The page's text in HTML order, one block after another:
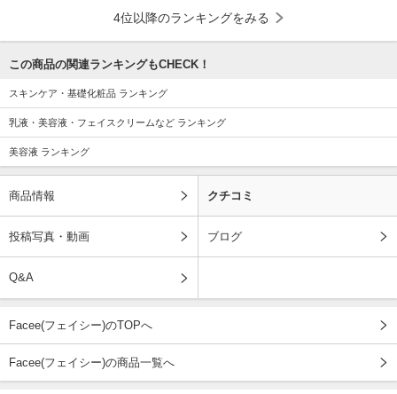
4位以降のランキングをみる
この商品の関連ランキングもCHECK！
スキンケア・基礎化粧品 ランキング
乳液・美容液・フェイスクリームなど ランキング
美容液 ランキング
商品情報 クチコミ
投稿写真・動画 ブログ
Q&A
Facee(フェイシー)のTOPへ
Facee(フェイシー)の商品一覧へ